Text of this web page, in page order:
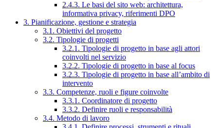
2.4.3. Le basi del sito web: architettura,
informativa privacy, riferimenti DPO
3. Pianificazione, gestione e strategia
3.1. Obiettivi del progetto
3.2. Tipologie di progetti
3.2.1. Tipologie di progetto in base agli attori
coinvolti nel servizio
3.2.2. Tipologie di progetto in base al focus
3.2.3. Tipologie di progetto in base all’ambito di
intervento
3.3. Competenze, ruoli e figure coinvolte
3.3.1. Coordinatore di progetto
3.3.2. Definire ruoli e responsabilità
3.4. Metodo di lavoro